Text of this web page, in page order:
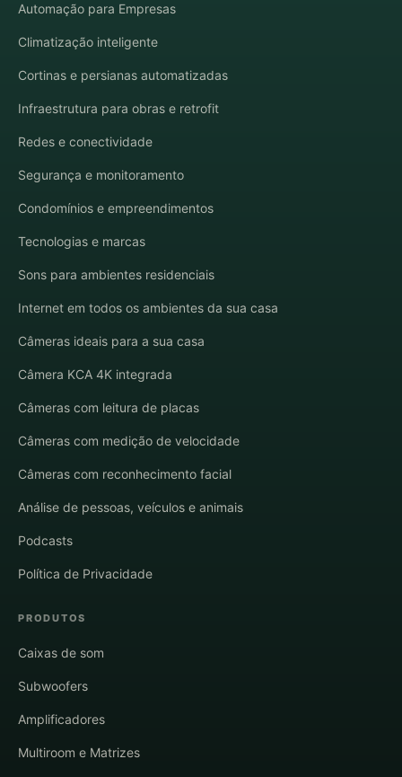
Automação para Empresas
Climatização inteligente
Cortinas e persianas automatizadas
Infraestrutura para obras e retrofit
Redes e conectividade
Segurança e monitoramento
Condomínios e empreendimentos
Tecnologias e marcas
Sons para ambientes residenciais
Internet em todos os ambientes da sua casa
Câmeras ideais para a sua casa
Câmera KCA 4K integrada
Câmeras com leitura de placas
Câmeras com medição de velocidade
Câmeras com reconhecimento facial
Análise de pessoas, veículos e animais
Podcasts
Política de Privacidade
PRODUTOS
Caixas de som
Subwoofers
Amplificadores
Multiroom e Matrizes